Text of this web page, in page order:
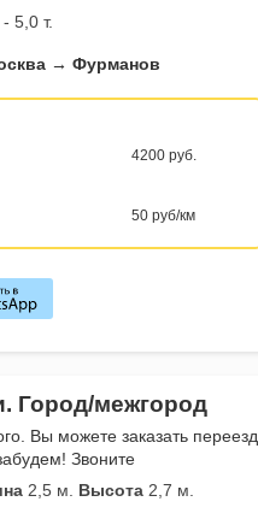
5,0 т.
→ Фурманов
4200 руб.
50 руб/км
Город/межгород
Вы можете заказать переезд
Звоните
2,5 м. Высота 2,7 м.